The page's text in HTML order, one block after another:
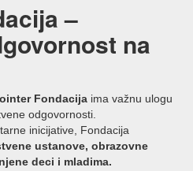
–
na
Fondacija ima važnu ulogu
odgovornosti.
inicijative, Fondacija
ustanove, obrazovne
deci i mladima.